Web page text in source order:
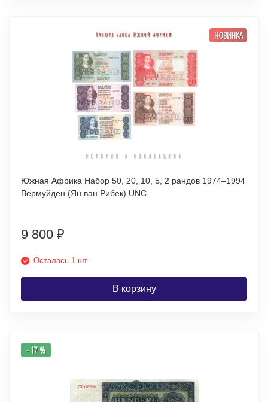
НОВИНКА
Южная Африка Набор 50, 20, 10, 5, 2 рандов 1974–1994
Вермуйден (Ян ван Рибек) UNC
9 800 ₽
Осталась 1 шт.
В корзину
- 17 %